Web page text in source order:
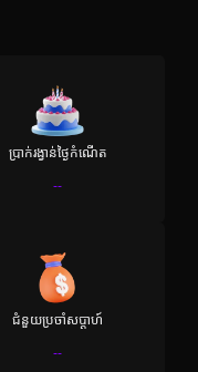
ប្រាក់រង្វាន់ថ្ងៃកំណើត
--
ជំនួយប្រចាំសប្តាហ៍
--